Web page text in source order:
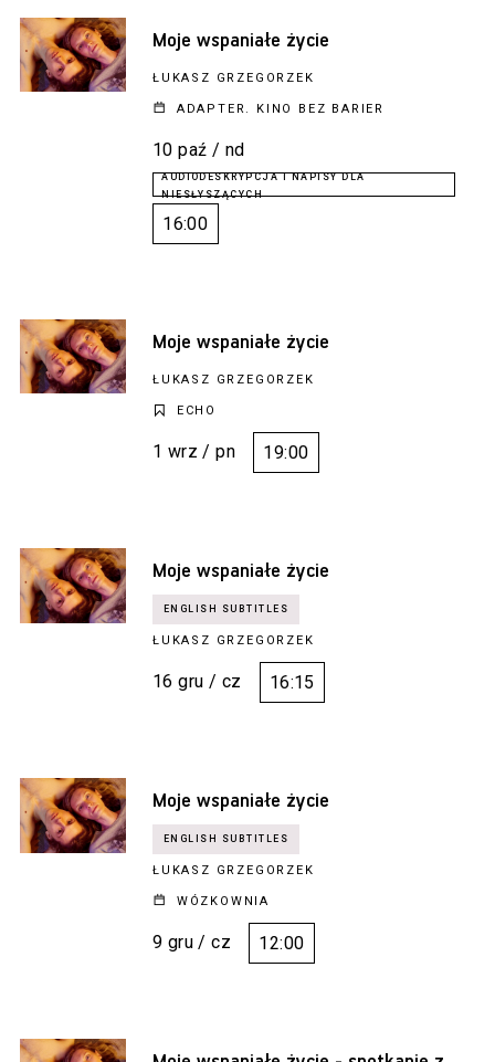
Moje wspaniałe życie
ŁUKASZ GRZEGORZEK
ADAPTER. KINO BEZ BARIER
10 paź / nd
16:00
Moje wspaniałe życie
ŁUKASZ GRZEGORZEK
ECHO
1 wrz / pn 19:00
Moje wspaniałe życie
ŁUKASZ GRZEGORZEK
16 gru / cz 16:15
Moje wspaniałe życie
ŁUKASZ GRZEGORZEK
WÓZKOWNIA
9 gru / cz 12:00